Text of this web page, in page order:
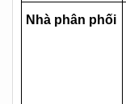
Nhà phân phối